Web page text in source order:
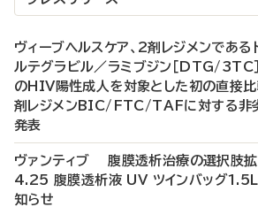
ヴィーブヘルスケア、2剤レジメンである
ルテグラビル／ラミブジン［DTG/3TC
のHIV陽性成人を対象とした初の直接
剤レジメンBIC/FTC/TAFに対する非
発表
ヴァンティブ 腹膜透析治療の選択肢拡
4.25 腹膜透析液 UV ツインバッグ1.5L
知らせ